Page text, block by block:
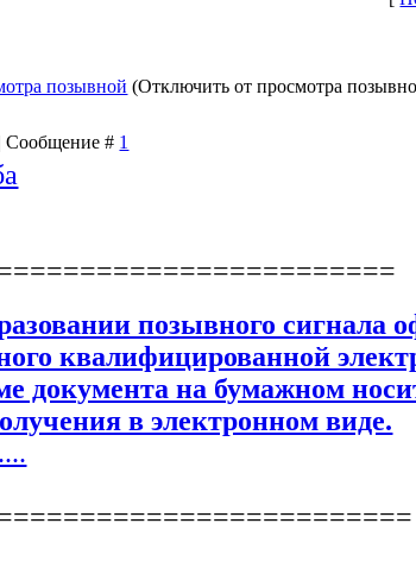
позывной (Отключить от просмотра
Сообщение # 1
позывного сигнала
квалифицированной
документа на бумажном
в электронном виде.